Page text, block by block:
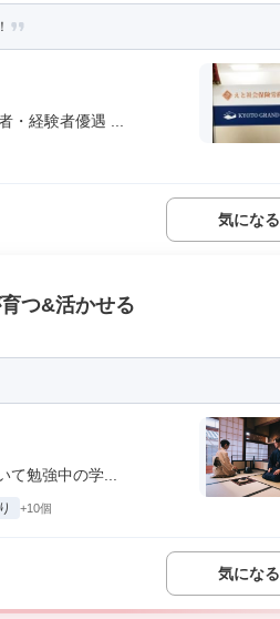
・経験者優遇 ...
気になる
つ&活かせる
て勉強中の学...
+10個
気になる